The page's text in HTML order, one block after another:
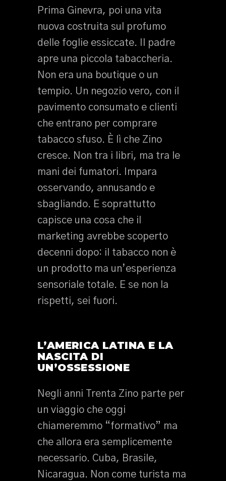
Prima Ginevra, poi una vita
nuova costruita sul profumo
delle foglie essiccate. Il padre
apre una piccola tabaccheria.
Non era una boutique o un
tempio. Un negozio vero, con il
pavimento consumato e clienti
che entrano per comprare
tabacco sfuso. È lì che Zino
cresce. Non tra i libri, ma tra le
mani dei fumatori. Impara
osservando, annusando e
sbagliando. E soprattutto
capisce una cosa che il
marketing avrebbe scoperto
decenni dopo: il tabacco non è
un prodotto ma un’esperienza
sensoriale totale. E se non la
rispetti, sei fuori.
L’AMERICA LATINA E LA
NASCITA DI
UN’OSSESSIONE
Negli anni Trenta Zino parte per
un viaggio che oggi
chiameremmo “formativo” ma
che allora era semplicemente
necessario. Cuba, Brasile,
Nicaragua. Non come turista ma